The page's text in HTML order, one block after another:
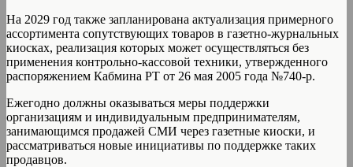
На 2029 год также запланирована актуализация примерного
ассортимента сопутствующих товаров в газетно-журнальных
киосках, реализация которых может осуществляться без
применения контрольно-кассовой техники, утвержденного
распоряжением Кабмина РТ от 26 мая 2005 года №740-р.
Ежегодно должны оказываться меры поддержки
организациям и индивидуальным предпринимателям,
занимающимся продажей СМИ через газетные киоски, и
рассматриваться новые инициативы по поддержке таких
продавцов.